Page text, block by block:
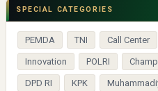
SPECIAL CATEGORIES
PEMDA TNI Call Center
Innovation POLRI
DPD RI KPK